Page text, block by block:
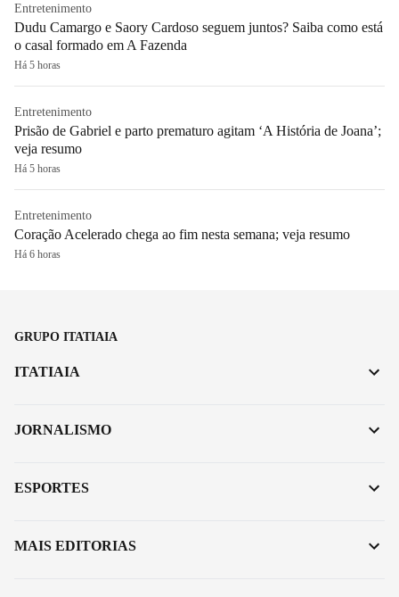
Entretenimento
Dudu Camargo e Saory Cardoso seguem juntos? Saiba como está
o casal formado em A Fazenda
Há 5 horas
Entretenimento
Prisão de Gabriel e parto prematuro agitam ‘A História de Joana’;
veja resumo
Há 5 horas
Entretenimento
Coração Acelerado chega ao fim nesta semana; veja resumo
Há 6 horas
GRUPO ITATIAIA
ITATIAIA
JORNALISMO
ESPORTES
MAIS EDITORIAS